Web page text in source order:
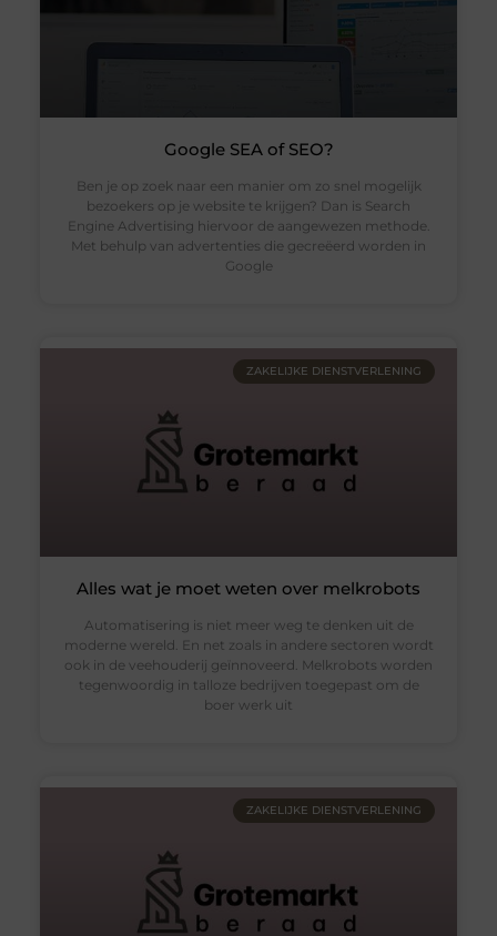
Google SEA of SEO?
Ben je op zoek naar een manier om zo snel mogelijk
bezoekers op je website te krijgen? Dan is Search
Engine Advertising hiervoor de aangewezen methode.
Met behulp van advertenties die gecreëerd worden in
Google
ZAKELIJKE DIENSTVERLENING
Alles wat je moet weten over melkrobots
Automatisering is niet meer weg te denken uit de
moderne wereld. En net zoals in andere sectoren wordt
ook in de veehouderij geïnnoveerd. Melkrobots worden
tegenwoordig in talloze bedrijven toegepast om de
boer werk uit
ZAKELIJKE DIENSTVERLENING